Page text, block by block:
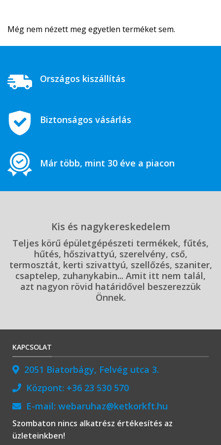
Még nem nézett meg egyetlen terméket sem.
Országos kiszállítás
Biztonságos vásárlás
Már több, mint 30 éve a piacon
Kis és nagykereskedelem
Teljes körű épületgépészeti termékek, fűtés,
hűtés, hőszivattyú, szerelvény, cső,
termosztát, kerti szivattyú, szellőzés, szaniter,
csaptelep, zuhanykabin... Amit itt nem talál,
azt nagyon rövid határidővel beszerezzük
Önnek.
KAPCSOLAT
2051 Biatorbágy, Felvég utca 3.
Központ: +36 23 530 570
E-mail: webaruhaz@ketkorkft.hu
Szombaton nincs alkatrész értékesítés az
üzleteinkben!